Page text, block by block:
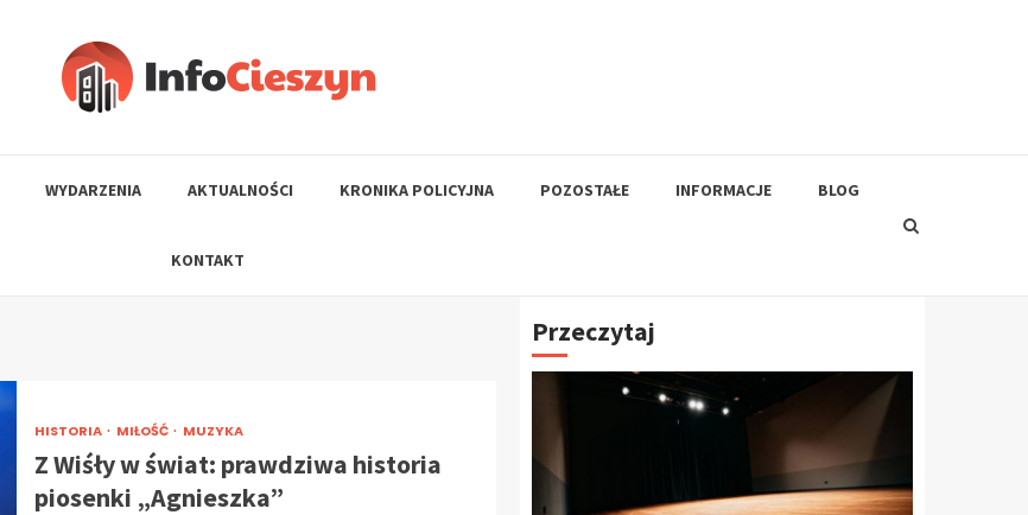
WYDARZENIA AKTUALNOŚCI KRONIKA POLICYJNA POZOSTAŁE INFORMACJE BLOG
KONTAKT
HISTORIA MIŁOŚĆ MUZYKA
Z Wiśły w świat: prawdziwa historia
piosenki „Agnieszka”
Przeczytaj